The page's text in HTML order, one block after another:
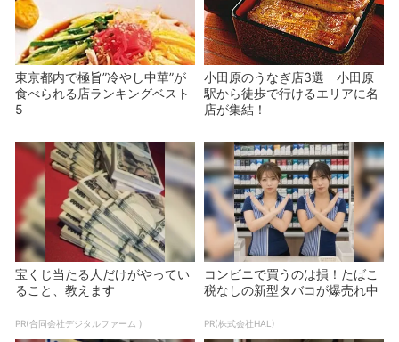
東京都内で極旨”冷やし中華”が
食べられる店ランキングベスト
5
小田原のうなぎ店3選 小田原
駅から徒歩で行けるエリアに名
店が集結！
宝くじ当たる人だけがやってい
ること、教えます
PR(合同会社デジタルファーム )
コンビニで買うのは損！たばこ
税なしの新型タバコが爆売れ中
PR(株式会社HAL)